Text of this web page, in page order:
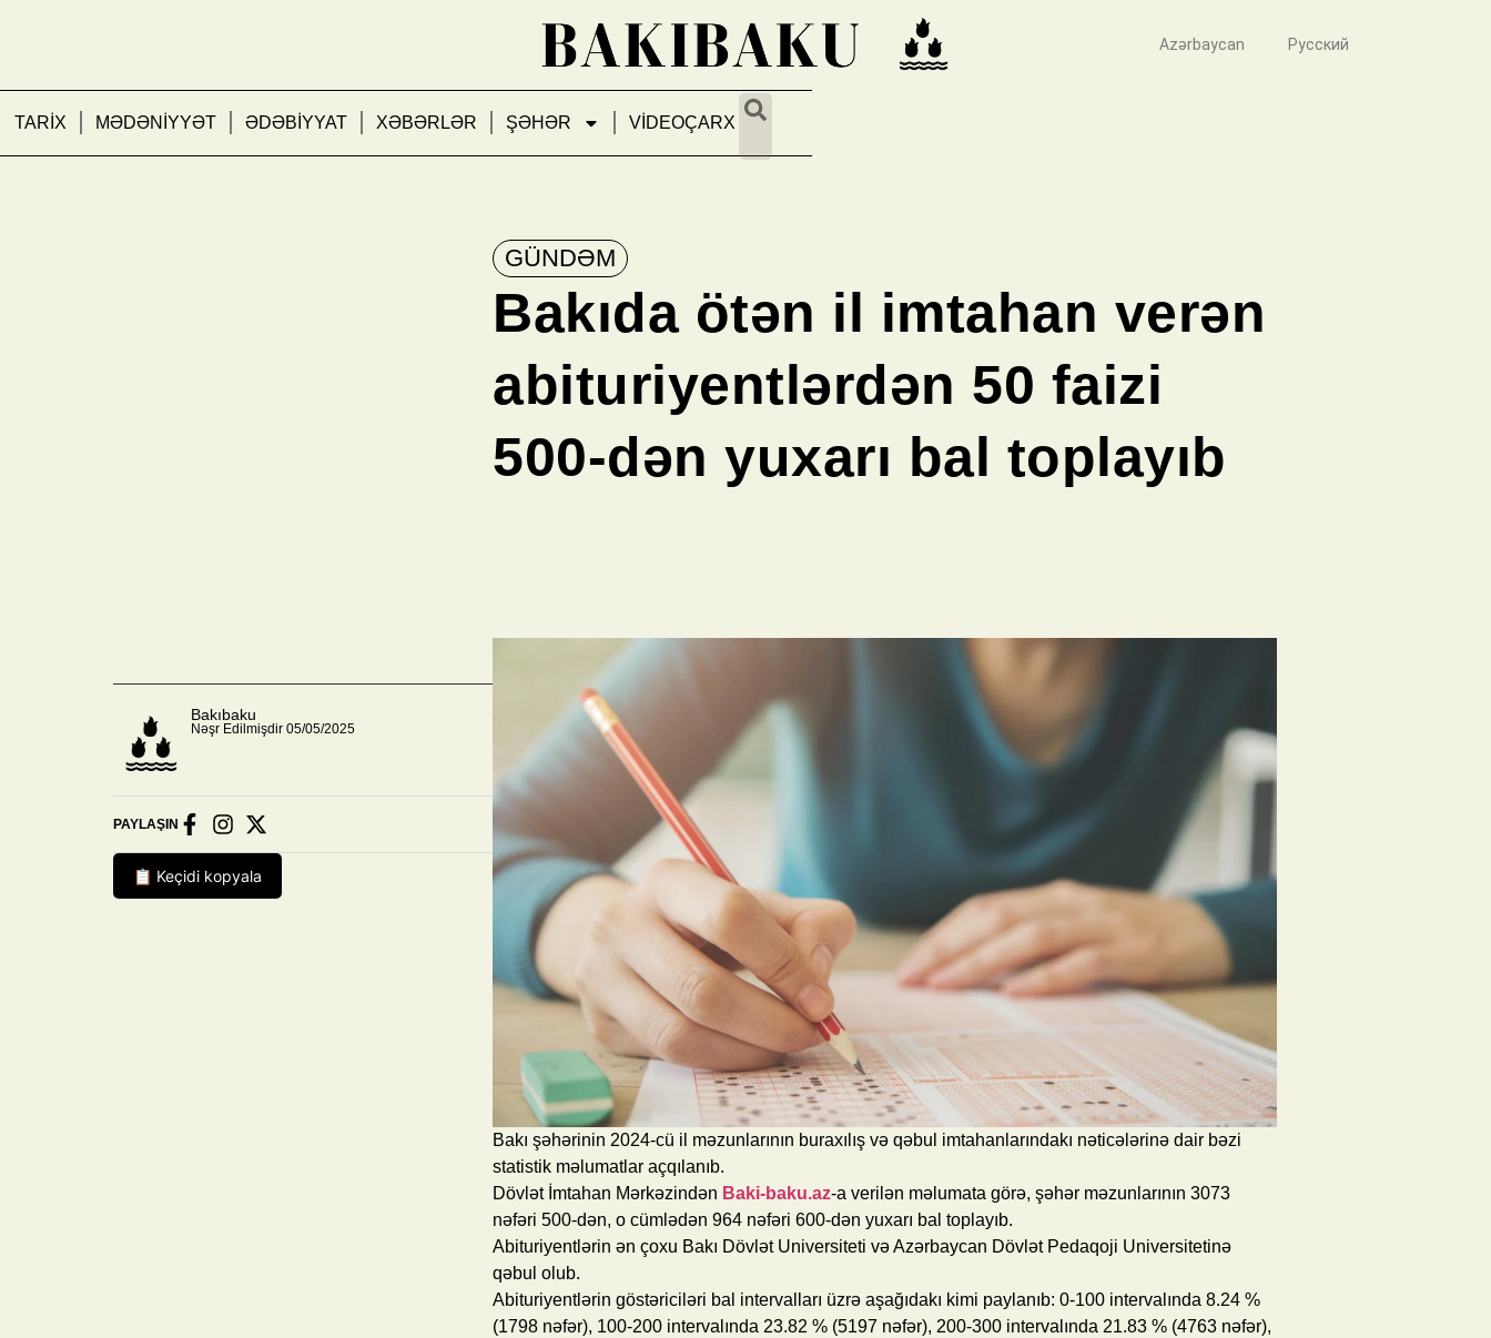
TARİX MƏDƏNİYYƏT ƏDƏBİYYAT XƏBƏRLƏR ŞƏHƏR VİDEOÇARX
Azərbaycan Русский
Bakıbaku
Nəşr Edilmişdir 05/05/2025
PAYLAŞIN
📋 Keçidi kopyala
GÜNDƏM
Bakıda ötən il imtahan verən
abituriyentlərdən 50 faizi
500-dən yuxarı bal toplayıb
Bakı şəhərinin 2024-cü il məzunlarının buraxılış və qəbul imtahanlarındakı nəticələrinə dair bəzi
statistik məlumatlar açqılanıb.
Dövlət İmtahan Mərkəzindən Baki-baku.az-a verilən məlumata görə, şəhər məzunlarının 3073
nəfəri 500-dən, o cümlədən 964 nəfəri 600-dən yuxarı bal toplayıb.
Abituriyentlərin ən çoxu Bakı Dövlət Universiteti və Azərbaycan Dövlət Pedaqoji Universitetinə
qəbul olub.
Abituriyentlərin göstəriciləri bal intervalları üzrə aşağıdakı kimi paylanıb: 0-100 intervalında 8.24 %
(1798 nəfər), 100-200 intervalında 23.82 % (5197 nəfər), 200-300 intervalında 21.83 % (4763 nəfər),